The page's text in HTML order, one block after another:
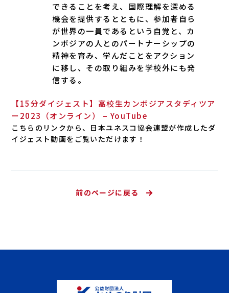
できることを考え、国際理解を深める
機会を提供するとともに、参加者自ら
が世界の一員であるという自覚と、カ
ンボジアの人とのパートナーシップの
精神を育み、学んだことをアクション
に移し、その取り組みを学校外にも発
信する。
【15分ダイジェスト】高校生カンボジアスタディツア
ー2023（オンライン） – YouTube
こちらのリンクから、日本ユネスコ協会連盟が作成したダ
イジェスト動画をご覧いただけます！
前のページに戻る